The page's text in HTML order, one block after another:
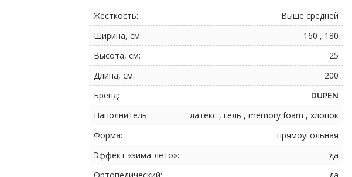
Жесткость:
Выше средней
Ширина, см:
160 , 180
Высота, см:
25
Длина, см:
200
Бренд:
DUPEN
Наполнитель:
латекс , гель , memory foam , хлопок
Форма:
прямоугольная
Эффект «зима-лето»:
да